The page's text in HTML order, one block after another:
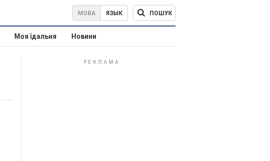
МОВА ЯЗЫК ПОШУК
Моя їдальня Новини